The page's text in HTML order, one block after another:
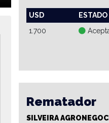
USD ESTADO
1.700
Rematador
SILVEIRA